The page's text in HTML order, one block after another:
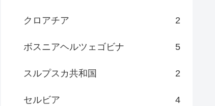
クロアチア 2
ボスニアヘルツェゴビナ 5
スルプスカ共和国 2
セルビア 4